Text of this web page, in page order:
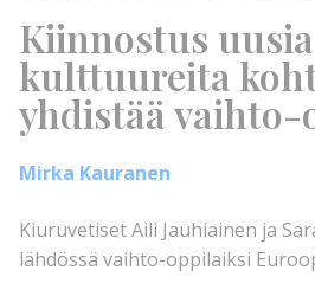
Kiinnostus uusia
kulttuureita
yhdistää
Mirka Kauranen
Kiuruvetiset Aili Jauhiainen ja
lähdössä vaihto-oppilaiksi